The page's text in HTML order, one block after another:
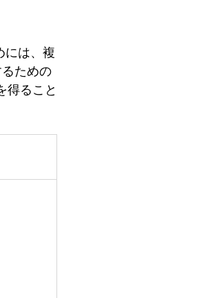
には、複
ための
得ること